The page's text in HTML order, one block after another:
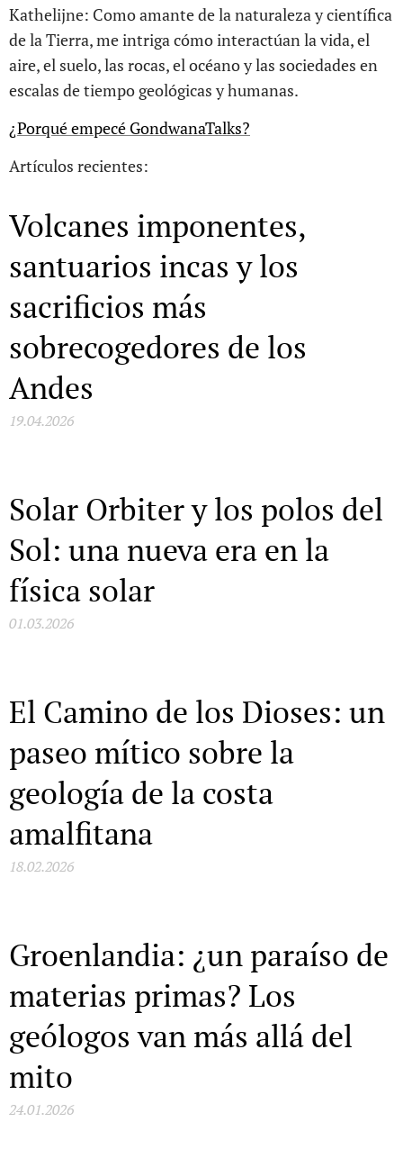
Kathelijne: Como amante de la naturaleza y científica
de la Tierra, me intriga cómo interactúan la vida, el
aire, el suelo, las rocas, el océano y las sociedades en
escalas de tiempo geológicas y humanas.
¿Porqué empecé GondwanaTalks?
Artículos recientes:
Volcanes imponentes,
santuarios incas y los
sacrificios más
sobrecogedores de los
Andes
19.04.2026
Solar Orbiter y los polos del
Sol: una nueva era en la
física solar
01.03.2026
El Camino de los Dioses: un
paseo mítico sobre la
geología de la costa
amalfitana
18.02.2026
Groenlandia: ¿un paraíso de
materias primas? Los
geólogos van más allá del
mito
24.01.2026